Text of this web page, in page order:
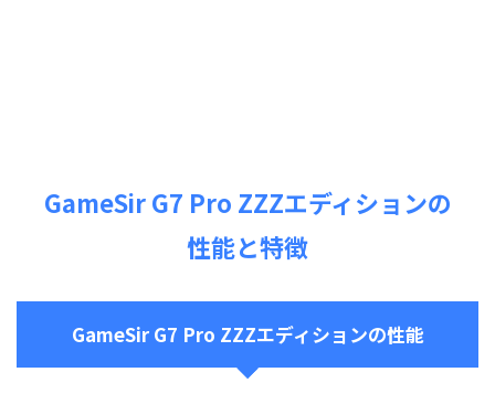
GameSir G7 Pro ZZZエディションの
性能と特徴
GameSir G7 Pro ZZZエディションの性能